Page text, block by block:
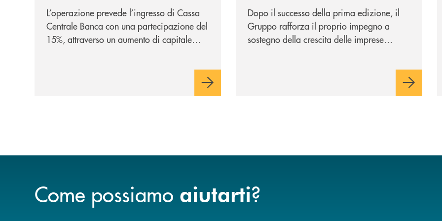
strategica
L’operazione prevede l’ingresso di Cassa
Centrale Banca con una partecipazione del
15%, attraverso un aumento di capitale
sulla condivisione di valori comuni e sulla
prossimità ai territori, per ampliare l’offerta
potenziale
Dopo il successo della prima edizione, il
Gruppo rafforza il proprio impegno a
sostegno della crescita delle imprese
Come possiamo aiutarti?